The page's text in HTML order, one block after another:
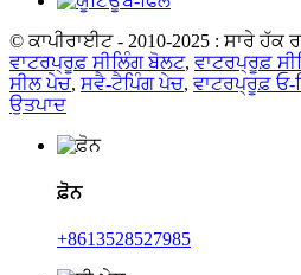
© ਕਾਪੀਰਾਈਟ - 2010-2025 : ਸਾਰੇ ਹੱਕ
ਵਾਟਰਪ੍ਰੂਫ਼ ਸੀਲਿੰਗ ਬੋਲਟ, ਵਾਟਰਪ੍ਰੂਫ਼
ਸੀਲ ਪੇਚ, ਸਵੈ-ਟੈਪਿੰਗ ਪੇਚ, ਵਾਟਰਪ੍ਰੂਫ਼ ਓ-
ਉਤਪਾਦ
ਫ਼ੋਨ
+8613528527985